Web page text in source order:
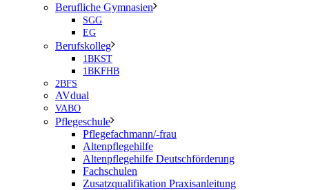
Berufliche Gymnasien
SGG
EG
Berufskolleg
1BKST
1BKFHB
2BFS
AVdual
VABO
Pflegeschule
Pflegefachmann/-frau
Altenpflegehilfe
Altenpflegehilfe Deutschförderung
Fachschulen
Zusatzqualifikation Praxisanleitung